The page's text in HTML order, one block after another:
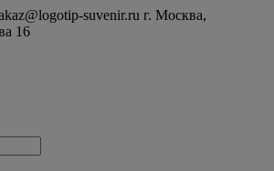
suvenir.ru г. Москва,
16